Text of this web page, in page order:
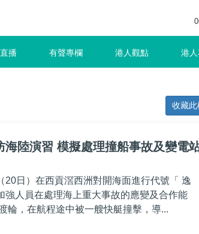
播 有聲專欄 港人觀點 港
收藏此
海陸演習 模擬處理撞船事故及變電
20日）在西貢滘西洲對開海面進行代號「 逸
強人員在處理海上重大事故的應變及合作能
輪，在航程途中被一艘快艇撞擊，導...